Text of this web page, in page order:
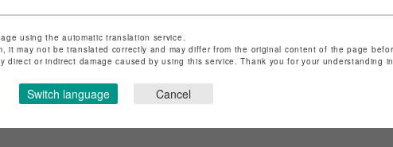
最近見た商品がありません。
using the automatic translation service.
it may not be translated correctly and may differ from the original content of the page
or indirect damage caused by using this service. Thank you for your understanding in
Switch language Cancel